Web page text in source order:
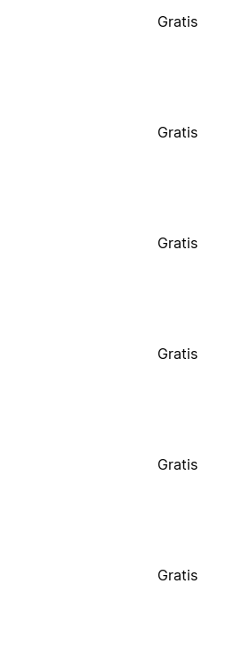
Gratis
Gratis
Gratis
Gratis
Gratis
Gratis